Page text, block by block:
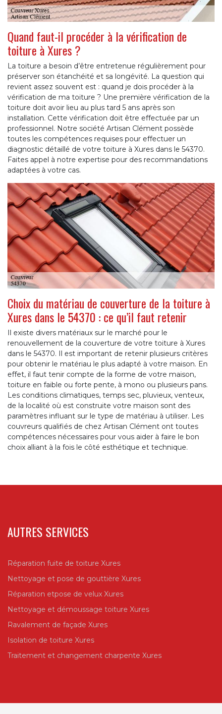
Quand faut-il procéder à la vérification de
toiture à Xures ?
La toiture a besoin d’être entretenue régulièrement pour
préserver son étanchéité et sa longévité. La question qui
revient assez souvent est : quand je dois procéder à la
vérification de ma toiture ? Une première vérification de la
toiture doit avoir lieu au plus tard 5 ans après son
installation. Cette vérification doit être effectuée par un
professionnel. Notre société Artisan Clément possède
toutes les compétences requises pour effectuer un
diagnostic détaillé de votre toiture à Xures dans le 54370.
Faites appel à notre expertise pour des recommandations
adaptées à votre cas.
Choix du matériau de couverture de la toiture à
Xures dans le 54370 : ce qu’il faut retenir
Il existe divers matériaux sur le marché pour le
renouvellement de la couverture de votre toiture à Xures
dans le 54370. Il est important de retenir plusieurs critères
pour obtenir le matériau le plus adapté à votre maison. En
effet, il faut tenir compte de la forme de votre maison,
toiture en faible ou forte pente, à mono ou plusieurs pans.
Les conditions climatiques, temps sec, pluvieux, venteux,
de la localité où est construite votre maison sont des
paramètres influant sur le type de matériau à utiliser. Les
couvreurs qualifiés de chez Artisan Clément ont toutes
compétences nécessaires pour vous aider à faire le bon
choix alliant à la fois le côté esthétique et technique.
AUTRES SERVICES
Réparation fuite de toiture Xures
Nettoyage et pose de gouttière Xures
Réparation etpose de velux Xures
Nettoyage et démoussage toiture Xures
Ravalement de façade Xures
Isolation de toiture Xures
Traitement et changement charpente Xures